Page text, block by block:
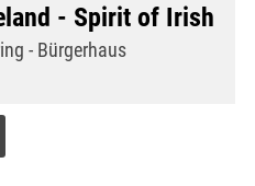
- Spirit of Irish
- Bürgerhaus